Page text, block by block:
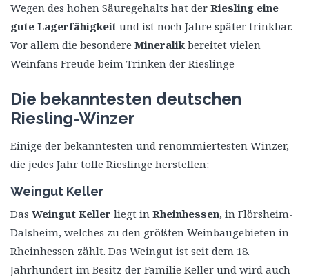
Wegen des hohen Säuregehalts hat der Riesling eine
gute Lagerfähigkeit und ist noch Jahre später trinkbar.
Vor allem die besondere Mineralikbereitet vielen
Weinfans Freude beim Trinken der Rieslinge
Die bekanntesten deutschen
Riesling-Winzer
Einige der bekanntesten und renommiertesten Winzer,
die jedes Jahr tolle Rieslinge herstellen:
Weingut Keller
Das Weingut Keller liegt in Rheinhessen, in Flörsheim-
Dalsheim, welches zu den größten Weinbaugebieten in
Rheinhessen zählt. Das Weingut ist seit dem 18.
Jahrhundert im Besitz der Familie Keller und wird auch